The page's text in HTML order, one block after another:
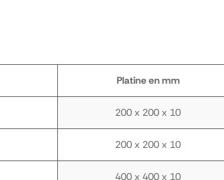
Platine en mm
200 x 200 x 10
200 x 200 x 10
400 x 400 x 10